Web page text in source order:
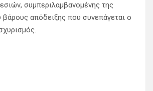
συμπεριλαμβανομένης της
βάρους απόδειξης που συνεπάγεται ο